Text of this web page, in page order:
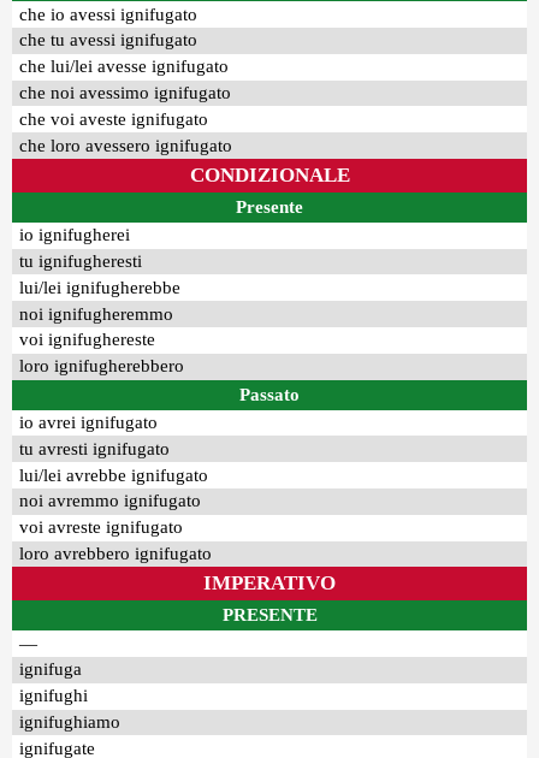
che io avessi ignifugato
che tu avessi ignifugato
che lui/lei avesse ignifugato
che noi avessimo ignifugato
che voi aveste ignifugato
che loro avessero ignifugato
CONDIZIONALE
Presente
io ignifugherei
tu ignifugheresti
lui/lei ignifugherebbe
noi ignifugheremmo
voi ignifughereste
loro ignifugherebbero
Passato
io avrei ignifugato
tu avresti ignifugato
lui/lei avrebbe ignifugato
noi avremmo ignifugato
voi avreste ignifugato
loro avrebbero ignifugato
IMPERATIVO
PRESENTE
—
ignifuga
ignifughi
ignifughiamo
ignifugate